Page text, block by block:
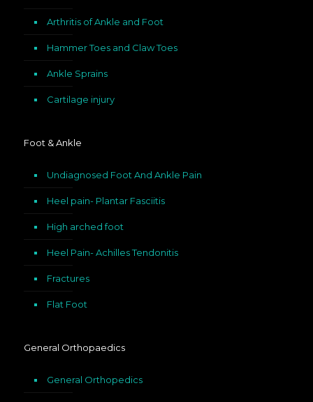
Arthritis of Ankle and Foot
Hammer Toes and Claw Toes
Ankle Sprains
Cartilage injury
Foot & Ankle
Undiagnosed Foot And Ankle Pain
Heel pain- Plantar Fasciitis
High arched foot
Heel Pain- Achilles Tendonitis
Fractures
Flat Foot
General Orthopaedics
General Orthopedics